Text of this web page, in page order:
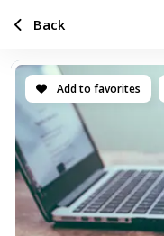
Add to favorites
Back